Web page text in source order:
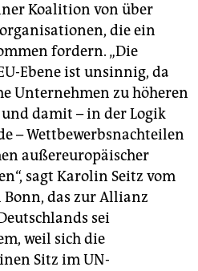
Koalition von über
die ein
fordern. „Die
Ebene ist unsinnig, da
Unternehmen zu höheren
damit – in der Logik
– Wettbewerbsnachteilen
außereuropäischer
sagt Karolin Seitz vom
das zur Allianz
sei
weil sich die
Sitz im UN-